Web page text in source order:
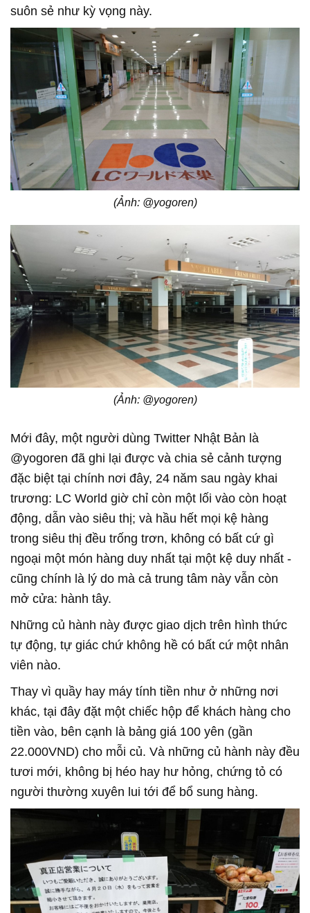
suôn sẻ như kỳ vọng này.
(Ảnh: @yogoren)
(Ảnh: @yogoren)
Mới đây, một người dùng Twitter Nhật Bản là
@yogoren đã ghi lại được và chia sẻ cảnh tượng
đặc biệt tại chính nơi đây, 24 năm sau ngày khai
trương: LC World giờ chỉ còn một lối vào còn hoạt
động, dẫn vào siêu thị; và hầu hết mọi kệ hàng
trong siêu thị đều trống trơn, không có bất cứ gì
ngoại một món hàng duy nhất tại một kệ duy nhất -
cũng chính là lý do mà cả trung tâm này vẫn còn
mở cửa: hành tây.
Những củ hành này được giao dịch trên hình thức
tự động, tự giác chứ không hề có bất cứ một nhân
viên nào.
Thay vì quầy hay máy tính tiền như ở những nơi
khác, tại đây đặt một chiếc hộp để khách hàng cho
tiền vào, bên cạnh là bảng giá 100 yên (gần
22.000VND) cho mỗi củ. Và những củ hành này đều
tươi mới, không bị héo hay hư hỏng, chứng tỏ có
người thường xuyên lui tới để bổ sung hàng.